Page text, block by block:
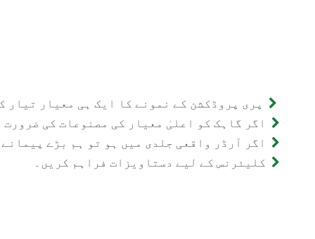
 پری پروڈکشن کے نمونے کا ایک ہی معیار تیار
 اگر گاہک کو اعلیٰ معیار کی مصنوعات کی
 اگر آرڈر واقعی جلدی میں ہو تو ہم بڑے
 کلیئرنس کے لیے دستاویزات فراہم کریں۔